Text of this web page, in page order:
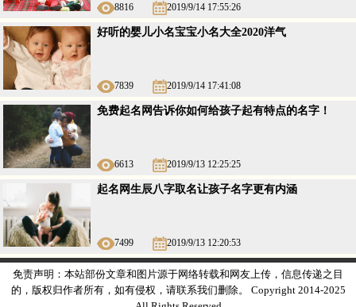
8816 2019/9/14 17:55:26
好听的婴儿小名宝宝小名大全2020洋气
7839 2019/9/14 17:41:08
免费起名网告诉你如何给孩子起有特点的名字！
6613 2019/9/13 12:25:25
起名网生辰八字取名让孩子名字更有内涵
7499 2019/9/13 12:20:53
免责声明：本站部份文章和图片源于网络转载和网友上传，信息传递之目
的，版权归作者所有，如有侵权，请联系我们删除。 Copyright 2014-2025